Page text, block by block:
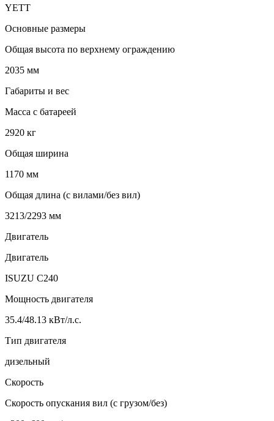
YETT
Основные размеры
Общая высота по верхнему ограждению
2035 мм
Габариты и вес
Масса с батареей
2920 кг
Общая ширина
1170 мм
Общая длина (с вилами/без вил)
3213/2293 мм
Двигатель
Двигатель
ISUZU C240
Мощность двигателя
35.4/48.13 кВт/л.с.
Тип двигателя
дизельный
Скорость
Скорость опускания вил (с грузом/без)